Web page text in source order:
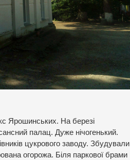
Ярошинських. На березі
палац. Дуже нічогенький.
цукрового заводу. Збудували
огорожа. Біля паркової брами